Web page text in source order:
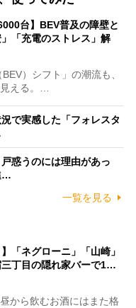
台】BEV普及の障壁と
「充電のストレス」解
）シフト」の潮流も、
える。…
で実感した「フォレスタ
惑うのには理由があっ
…
一覧を見る
「ネグローニ」「山崎」
三丁目の隠れ家バーで1…
から飲むお酒にはまた格